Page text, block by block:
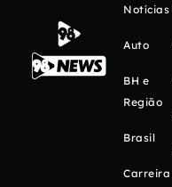
Notícias
Auto
BH e
Região
Brasil
Carreira